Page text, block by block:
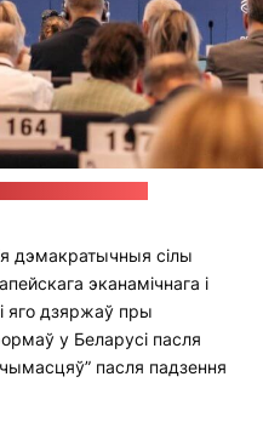
дэмакратычныя сілы
эканамічнага і
яго дзяржаў пры
у Беларусі пасля
пасля падзення